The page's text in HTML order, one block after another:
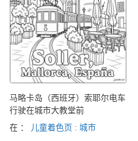
马略卡岛（西班牙）索耶尔电车
行驶在城市大教堂前
在 ：
儿童着色页 : 城市